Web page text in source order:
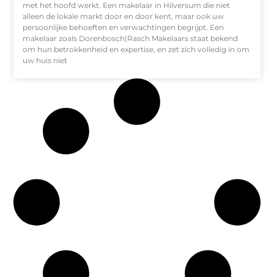
met het hoofd werkt. Een makelaar in Hilversum die niet
alleen de lokale markt door en door kent, maar ook uw
persoonlijke behoeften en verwachtingen begrijpt. Een
makelaar zoals Dorenbosch|Rasch Makelaars staat bekend
om hun betrokkenheid en expertise, en zet zich volledig in om
uw huis niet